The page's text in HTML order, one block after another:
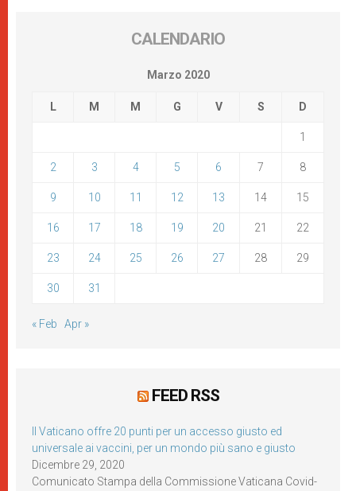
CALENDARIO
Marzo 2020
L M M G V S D
1
2 3 4 5 6 7 8
9 10 11 12 13 14 15
16 17 18 19 20 21 22
23 24 25 26 27 28 29
30 31
« Feb Apr »
FEED RSS
Il Vaticano offre 20 punti per un accesso giusto ed
universale ai vaccini, per un mondo più sano e giusto
Dicembre 29, 2020
Comunicato Stampa della Commissione Vaticana Covid-